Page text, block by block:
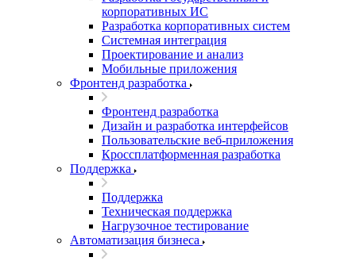
корпоративных ИС
Разработка корпоративных систем
Системная интеграция
Проектирование и анализ
Мобильные приложения
Фронтенд разработка
Фронтенд разработка
Дизайн и разработка интерфейсов
Пользовательские веб-приложения
Кроссплатформенная разработка
Поддержка
Поддержка
Техническая поддержка
Нагрузочное тестирование
Автоматизация бизнеса